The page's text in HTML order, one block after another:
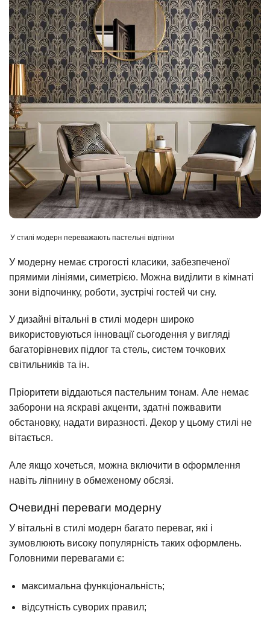
У стилі модерн переважають пастельні відтінки
У модерну немає строгості класики, забезпеченої
прямими лініями, симетрією. Можна виділити в кімнаті
зони відпочинку, роботи, зустрічі гостей чи сну.
У дизайні вітальні в стилі модерн широко
використовуються інновації сьогодення у вигляді
багаторівневих підлог та стель, систем точкових
світильників та ін.
Пріоритети віддаються пастельним тонам. Але немає
заборони на яскраві акценти, здатні пожвавити
обстановку, надати виразності. Декор у цьому стилі не
вітається.
Але якщо хочеться, можна включити в оформлення
навіть ліпнину в обмеженому обсязі.
Очевидні переваги модерну
У вітальні в стилі модерн багато переваг, які і
зумовлюють високу популярність таких оформлень.
Головними перевагами є:
максимальна функціональність;
відсутність суворих правил;